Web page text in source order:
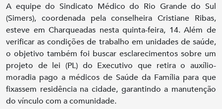
A equipe do Sindicato Médico do Rio Grande do Sul
(Simers), coordenada pela conselheira Cristiane Ribas,
esteve em Charqueadas nesta quinta-feira, 14. Além de
verificar as condições de trabalho em unidades de saúde,
o objetivo também foi buscar esclarecimentos sobre um
projeto de lei (PL) do Executivo que retira o auxílio-
moradia pago a médicos de Saúde da Família para que
fixassem residência na cidade, garantindo a manutenção
do vínculo com a comunidade.